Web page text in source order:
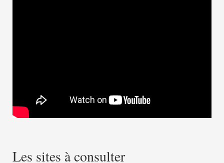
Les sites à consulter